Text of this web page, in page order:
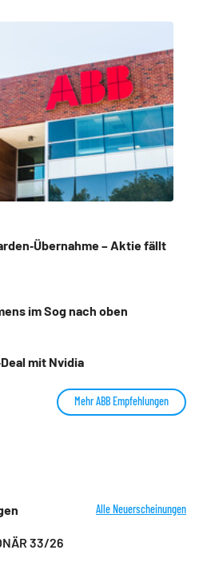
– Aktie fällt
im Sog nach oben
mit Nvidia
Mehr ABB Empfehlungen
Alle Neuerscheinungen
33/26